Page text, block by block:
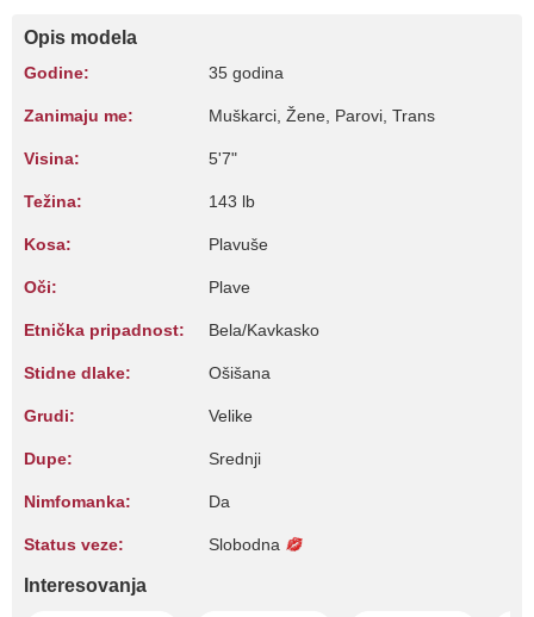
Opis modela
Godine: 35 godina
Zanimaju me: Muškarci, Žene, Parovi, Trans
Visina: 5'7"
Težina: 143 lb
Kosa: Plavuše
Oči: Plave
Etnička pripadnost: Bela/Kavkasko
Stidne dlake: Ošišana
Grudi: Velike
Dupe: Srednji
Nimfomanka: Da
Status veze: Slobodna
Interesovanja